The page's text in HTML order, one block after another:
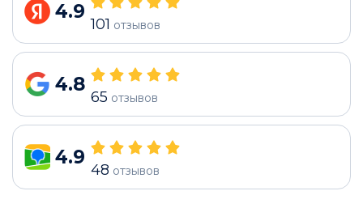
4.9
101 отзывов
4.8
65 отзывов
4.9
48 отзывов